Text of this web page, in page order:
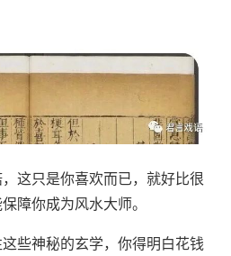
这只是你喜欢而已，就好比很
障你成为风水大师。
些神秘的玄学，你得明白花钱